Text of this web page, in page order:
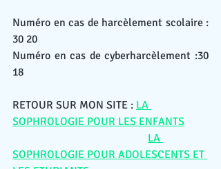
Numéro en cas de harcèlement scolaire :
30 20
Numéro en cas de cyberharcèlement :30
18
RETOUR SUR MON SITE : LA
SOPHROLOGIE POUR LES ENFANTS
LA
SOPHROLOGIE POUR ADOLESCENTS ET